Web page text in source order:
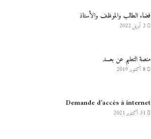
فضاء الطالب والموظف والأستاذ
2 أبريل 2022
منصة التعليم عن بعـــد
8 أكتوبر 2019
Demande d’accès à internet
31 أكتوبر 2021